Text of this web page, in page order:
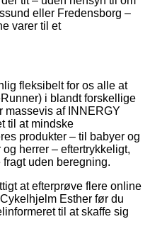
eller Fredensborg –
varer til et
fleksibelt for os alle at
i blandt forskellige
massevis af INNERGY
til at mindske
produkter – til babyer og
herrer – eftertrykkeligt,
uden beregning.
at efterprøve flere online
Esther før du
til at skaffe sig